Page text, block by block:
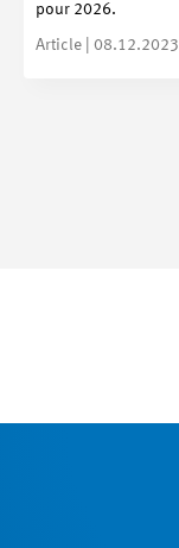
pour 2026.
Article | 08.12.2023